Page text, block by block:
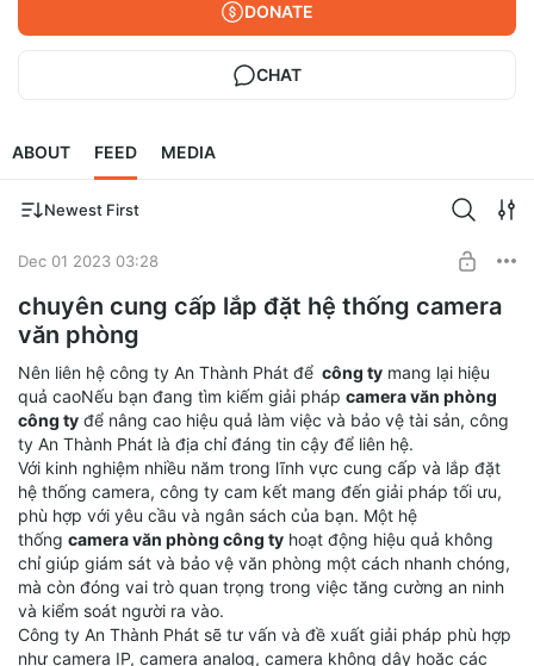
DONATE
CHAT
ABOUT FEED MEDIA
Newest First
Dec 01 2023 03:28
chuyên cung cấp lắp đặt hệ thống camera
văn phòng
Nên liên hệ công ty An Thành Phát để công ty mang lại hiệu
quả caoNếu bạn đang tìm kiếm giải pháp camera văn phòng
công ty để nâng cao hiệu quả làm việc và bảo vệ tài sản, công
ty An Thành Phát là địa chỉ đáng tin cậy để liên hệ.
Với kinh nghiệm nhiều năm trong lĩnh vực cung cấp và lắp đặt
hệ thống camera, công ty cam kết mang đến giải pháp tối ưu,
phù hợp với yêu cầu và ngân sách của bạn. Một hệ
thống camera văn phòng công ty hoạt động hiệu quả không
chỉ giúp giám sát và bảo vệ văn phòng một cách nhanh chóng,
mà còn đóng vai trò quan trọng trong việc tăng cường an ninh
và kiểm soát người ra vào.
Công ty An Thành Phát sẽ tư vấn và đề xuất giải pháp phù hợp
như camera IP, camera analog, camera không dây hoặc các